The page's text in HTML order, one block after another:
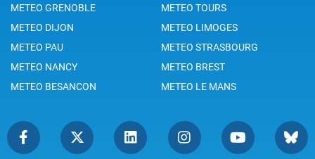
METEO GRENOBLE
METEO TOURS
METEO DIJON
METEO LIMOGES
METEO PAU
METEO STRASBOURG
METEO NANCY
METEO BREST
METEO BESANCON
METEO LE MANS